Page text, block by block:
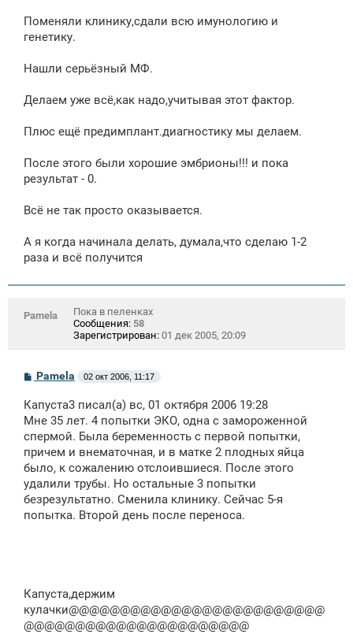
Поменяли клинику,сдали всю имунологию и
генетику.
Нашли серьёзный МФ.
Делаем уже всё,как надо,учитывая этот фактор.
Плюс ещё предимплант.диагностику мы делаем.
После этого были хорошие эмбрионы!!! и пока
результат - 0.
Всё не так просто оказывается.
А я когда начинала делать, думала,что сделаю 1-2
раза и всё получится
Pamela
Пока в пеленках
Сообщения: 58
Зарегистрирован: 01 дек 2005, 20:09
С
б
щ
н
и
Pamela 02 окт 2006, 11:17
Капуста3 писал(а) вс, 01 октября 2006 19:28
Мне 35 лет. 4 попытки ЭКО, одна с замороженной
спермой. Была беременность с первой попытки,
причем и внематочная, и в матке 2 плодных яйца
было, к сожалению отслоившиеся. После этого
удалили трубы. Но остальные 3 попытки
безрезультатно. Сменила клинику. Сейчас 5-я
попытка. Второй день после переноса.
Капуста,держим
кулачки@@@@@@@@@@@@@@@@@@@@@@@@@
@@@@@@@@@@@@@@@@@@@@@@